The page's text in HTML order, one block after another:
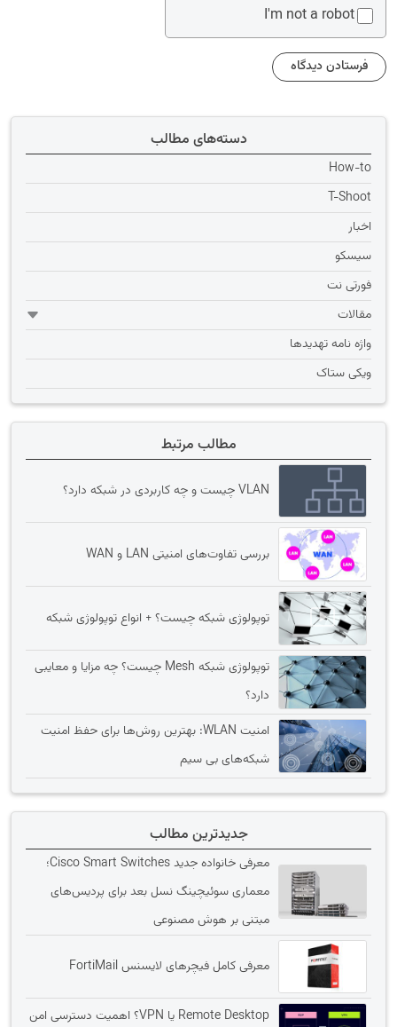
I'm not a robot
دسته‌های مطالب
How-to
T-Shoot
اخبار
سیسکو
فورتی نت
مقالات
واژه نامه تهديدها
ویکی ستاک
مطالب مرتبط
VLAN چیست و چه کاربردی در شبکه دارد؟
بررسی تفاوت‌های امنیتی LAN و WAN
توپولوژی شبکه چیست؟ + انواع توپولوژی شبکه
توپولوژی شبکه Mesh چیست؟ چه مزایا و معایبی
دارد؟
امنیت WLAN: بهترین روش‌ها برای حفظ امنیت
شبکه‌های بی سیم
جدیدترین مطالب
معرفی خانواده جدید Cisco Smart Switches؛
معماری سوئیچینگ نسل بعد برای پردیس‌های
مبتنی بر هوش مصنوعی
معرفی کامل فیچرهای لایسنس FortiMail
Remote Desktop یا VPN؟ اهمیت دسترسی امن